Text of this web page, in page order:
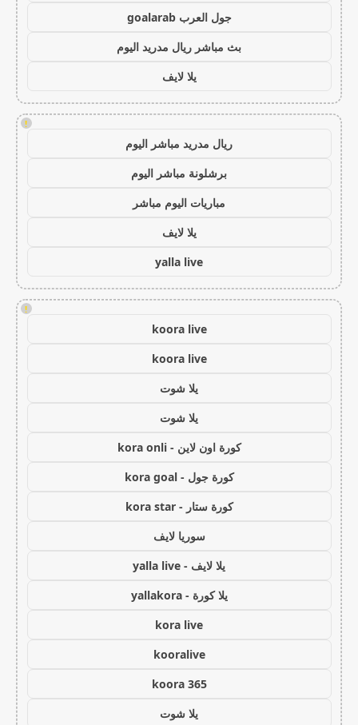
جول العرب goalarab
بث مباشر ريال مدريد اليوم
يلا لايف
!
ريال مدريد مباشر اليوم
برشلونة مباشر اليوم
مباريات اليوم مباشر
يلا لايف
yalla live
!
koora live
koora live
يلا شوت
يلا شوت
كورة اون لاين - kora onli
كورة جول - kora goal
كورة ستار - kora star
سوريا لايف
يلا لايف - yalla live
يلا كورة - yallakora
kora live
kooralive
koora 365
يلا شوت